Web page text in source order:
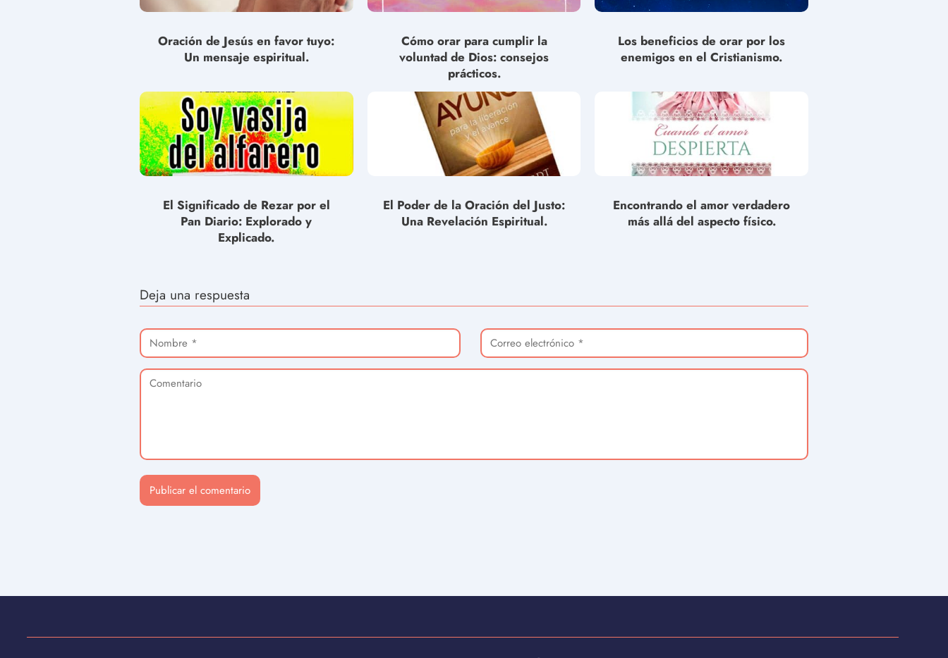
Oración de Jesús en favor tuyo:
Un mensaje espiritual.
Cómo orar para cumplir la
voluntad de Dios: consejos
prácticos.
Los beneficios de orar por los
enemigos en el Cristianismo.
El Significado de Rezar por el
Pan Diario: Explorado y
Explicado.
El Poder de la Oración del Justo:
Una Revelación Espiritual.
Encontrando el amor verdadero
más allá del aspecto físico.
Deja una respuesta